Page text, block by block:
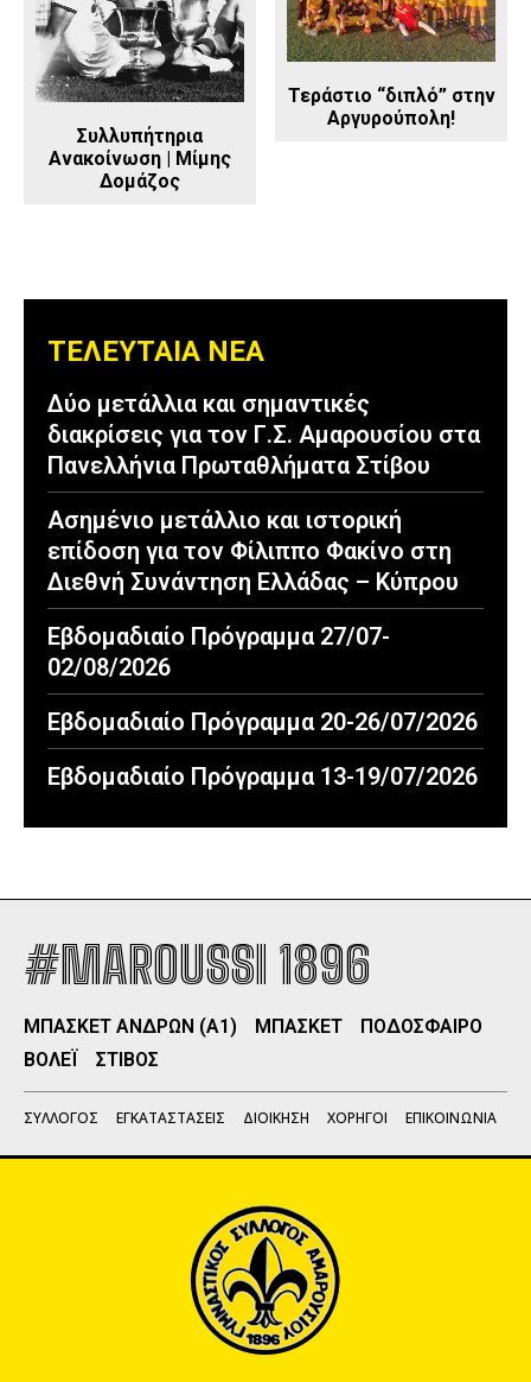
Συλλυπήτηρια
Ανακοίνωση | Μίμης
Δομάζος
Τεράστιo “διπλό” στην
Αργυρούπολη!
ΤΕΛΕΥΤΑΙΑ ΝΕΑ
Δύο μετάλλια και σημαντικές
διακρίσεις για τον Γ.Σ. Αμαρουσίου στα
Πανελλήνια Πρωταθλήματα Στίβου
Ασημένιο μετάλλιο και ιστορική
επίδοση για τον Φίλιππο Φακίνο στη
Διεθνή Συνάντηση Ελλάδας – Κύπρου
Εβδομαδιαίο Πρόγραμμα 27/07-
02/08/2026
Εβδομαδιαίο Πρόγραμμα 20-26/07/2026
Εβδομαδιαίο Πρόγραμμα 13-19/07/2026
#MAROUSSI 1896
ΜΠΑΣΚΕΤ ΑΝΔΡΩΝ (Α1) ΜΠΑΣΚΕΤ
ΠΟΔΟΣΦΑΙΡΟ
ΒΟΛΕΪ
ΣΤΙΒΟΣ
ΣΥΛΛΟΓΟΣ ΕΓΚΑΤΑΣΤΑΣΕΙΣ ΔΙΟΙΚΗΣΗ ΧΟΡΗΓΟΙ ΕΠΙΚΟΙΝΩΝΙΑ